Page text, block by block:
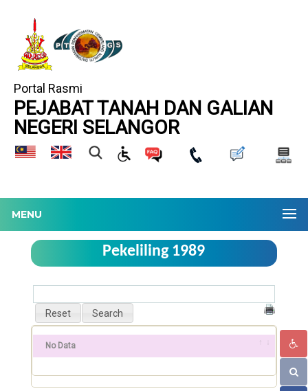
Portal Rasmi
PEJABAT TANAH DAN GALIAN
NEGERI SELANGOR
MENU
Pekeliling 1989
No Data